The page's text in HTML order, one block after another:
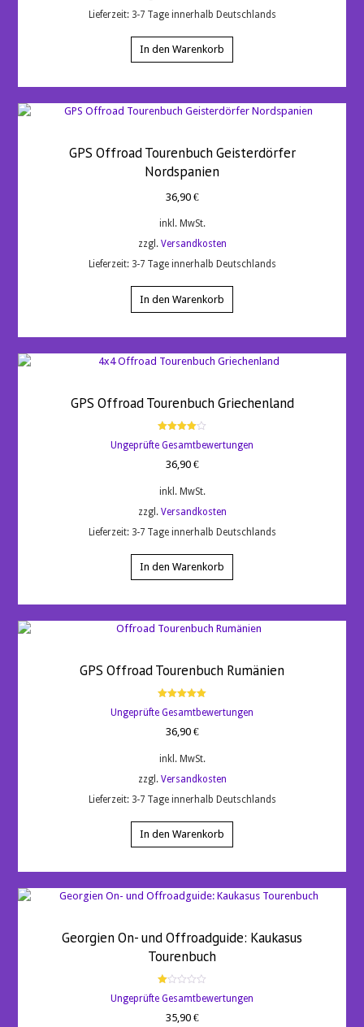
Lieferzeit: 3-7 Tage innerhalb Deutschlands
In den Warenkorb
GPS Offroad Tourenbuch Geisterdörfer
Nordspanien
36,90 €
inkl. MwSt.
zzgl. Versandkosten
Lieferzeit: 3-7 Tage innerhalb Deutschlands
In den Warenkorb
GPS Offroad Tourenbuch Griechenland
mit
von 5
Ungeprüfte Gesamtbewertungen
36,90 €
inkl. MwSt.
zzgl. Versandkosten
Lieferzeit: 3-7 Tage innerhalb Deutschlands
In den Warenkorb
GPS Offroad Tourenbuch Rumänien
Bewertet
mit
von 5
Ungeprüfte Gesamtbewertungen
36,90 €
inkl. MwSt.
zzgl. Versandkosten
Lieferzeit: 3-7 Tage innerhalb Deutschlands
In den Warenkorb
Georgien On- und Offroadguide: Kaukasus
Tourenbuch
mit
von
Ungeprüfte Gesamtbewertungen
35,90 €